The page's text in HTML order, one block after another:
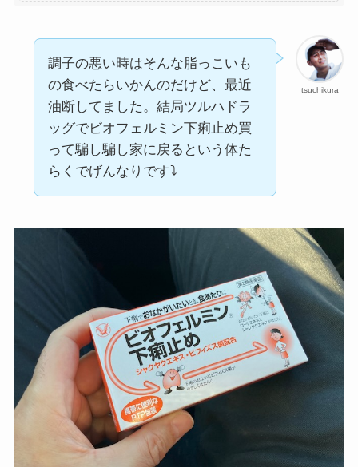
tsuchikura
調子の悪い時はそんな脂っこいも
の食べたらいかんのだけど、最近
油断してました。結局ツルハドラ
ッグでビオフェルミン下痢止め買
って騙し騙し家に戻るという体た
らくでげんなりです⤵︎